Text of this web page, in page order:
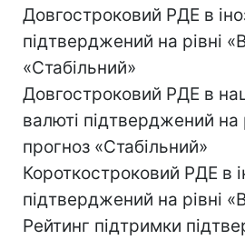
Довгостроковий РДЕ в
підтверджений на рівні
«Стабільний»
Довгостроковий РДЕ в
валюті підтверджений на
прогноз «Стабільний»
Короткостроковий РДЕ в
підтверджений на рівні
Рейтинг підтримки